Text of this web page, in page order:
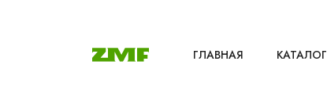
ГЛАВНАЯ КАТАЛОГ